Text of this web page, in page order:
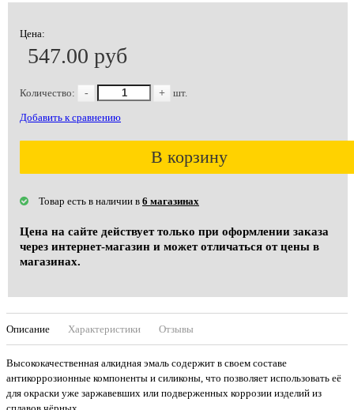
Цена:
547.00 руб
Количество: - + шт.
Добавить к сравнению
В корзину
Товар есть в наличии в 6 магазинах
Цена на сайте действует только при оформлении заказа
через интернет-магазин и может отличаться от цены в
магазинах.
Описание Характеристики Отзывы
Высококачественная алкидная эмаль содержит в своем составе
антикоррозионные компоненты и силиконы, что позволяет использовать её
для окраски уже заржавевших или подверженных коррозии изделий из